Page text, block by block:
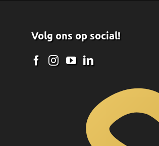
Volg ons op social!